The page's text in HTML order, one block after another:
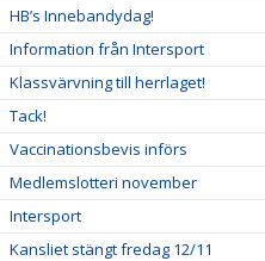
HB’s Innebandydag!
Information från Intersport
Klassvärvning till herrlaget!
Tack!
Vaccinationsbevis införs
Medlemslotteri november
Intersport
Kansliet stängt fredag 12/11